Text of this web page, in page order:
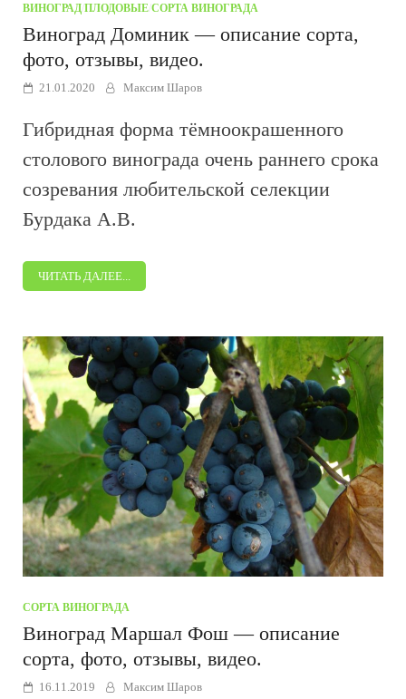
ВИНОГРАД ПЛОДОВЫЕ СОРТА ВИНОГРАДА
Виноград Доминик — описание сорта,
фото, отзывы, видео.
21.01.2020 Максим Шаров
Гибридная форма тёмноокрашенного
столового винограда очень раннего срока
созревания любительской селекции
Бурдака А.В.
ЧИТАТЬ ДАЛЕЕ...
СОРТА ВИНОГРАДА
Виноград Маршал Фош — описание
сорта, фото, отзывы, видео.
16.11.2019 Максим Шаров